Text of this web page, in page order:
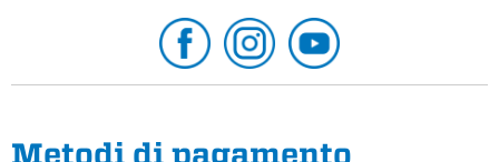
Metodi di pagamento